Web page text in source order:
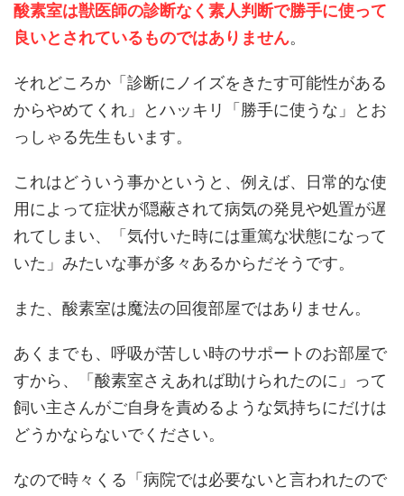
酸素室は獣医師の診断なく素人判断で勝手に使って
良いとされているものではありません。
それどころか「診断にノイズをきたす可能性がある
からやめてくれ」とハッキリ「勝手に使うな」とお
っしゃる先生もいます。
これはどういう事かというと、例えば、日常的な使
用によって症状が隠蔽されて病気の発見や処置が遅
れてしまい、「気付いた時には重篤な状態になって
いた」みたいな事が多々あるからだそうです。
また、酸素室は魔法の回復部屋ではありません。
あくまでも、呼吸が苦しい時のサポートのお部屋で
すから、「酸素室さえあれば助けられたのに」って
飼い主さんがご自身を責めるような気持ちにだけは
どうかならないでください。
なので時々くる「病院では必要ないと言われたので